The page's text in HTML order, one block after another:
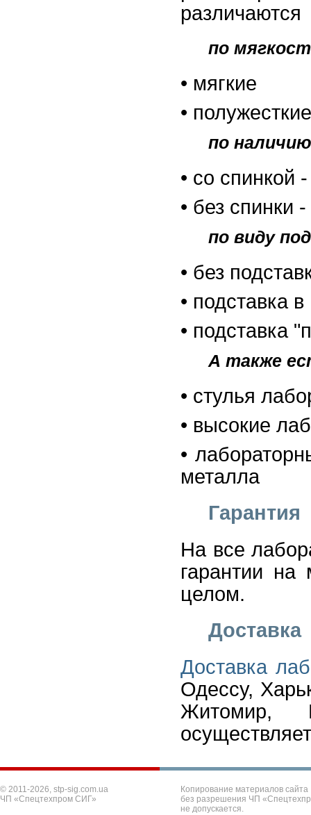
различаются
по
• мягкие
• полужесткие
по
• со спинкой
• без спинки
по виду
• без
• подставка
• подставка
А также
• стулья
• высокие
•
металла
Гарантия
На все
гарантии на
целом.
Доставка
Доставка
Одессу,
Житомир,
© 2011-2026, stp-sig.com.ua
ЧП «Спецтехпром СИГ»
Копирование материалов сайта
без разрешения ЧП
не допускается.